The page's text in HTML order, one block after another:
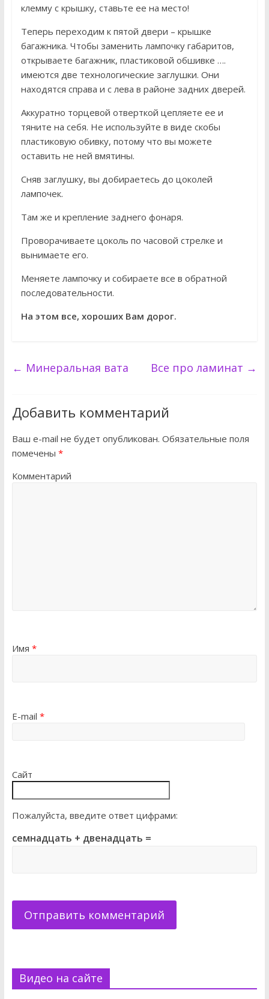
клемму с крышку, ставьте ее на место!
Теперь переходим к пятой двери – крышке
багажника. Чтобы заменить лампочку габаритов,
открываете багажник, пластиковой обшивке ….
имеются две технологические заглушки. Они
находятся справа и с лева в районе задних дверей.
Аккуратно торцевой отверткой цепляете ее и
тяните на себя. Не используйте в виде скобы
пластиковую обивку, потому что вы можете
оставить не ней вмятины.
Сняв заглушку, вы добираетесь до цоколей
лампочек.
Там же и крепление заднего фонаря.
Проворачиваете цоколь по часовой стрелке и
вынимаете его.
Меняете лампочку и собираете все в обратной
последовательности.
На этом все, хороших Вам дорог.
← Минеральная вата Все про ламинат →
Добавить комментарий
Ваш e-mail не будет опубликован. Обязательные поля
помечены *
Комментарий
Имя *
E-mail *
Сайт
Пожалуйста, введите ответ цифрами:
семнадцать + двенадцать =
Видео на сайте